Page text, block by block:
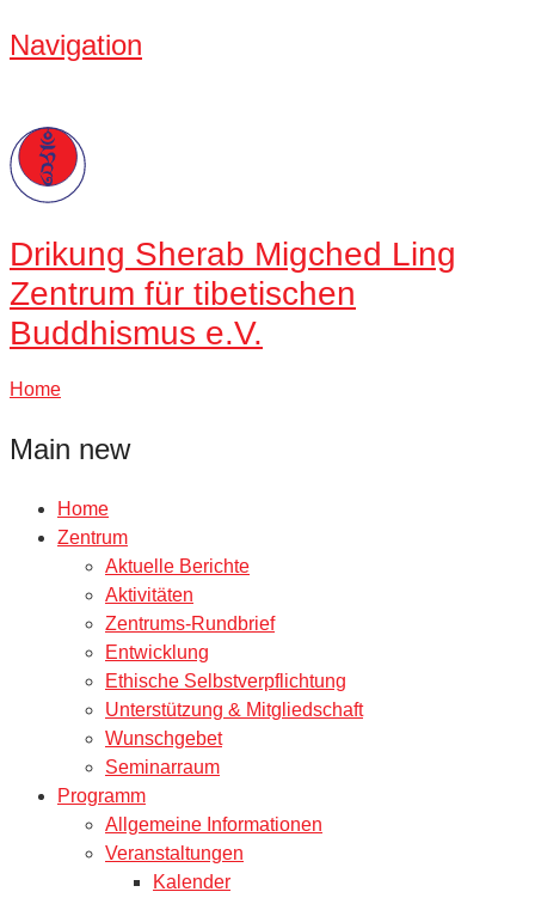
Navigation
Drikung Sherab Migched Ling
Zentrum für tibetischen
Buddhismus e.V.
Home
Main new
Home
Zentrum
Aktuelle Berichte
Aktivitäten
Zentrums-Rundbrief
Entwicklung
Ethische Selbstverpflichtung
Unterstützung & Mitgliedschaft
Wunschgebet
Seminarraum
Programm
Allgemeine Informationen
Veranstaltungen
Kalender